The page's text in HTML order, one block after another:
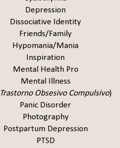
Depression
Dissociative Identity
Friends/Family
Hypomania/Mania
Inspiration
Mental Health Pro
Mental Illness
Trastorno Obsesivo Compulsivo)
Panic Disorder
Photography
Postpartum Depression
PTSD